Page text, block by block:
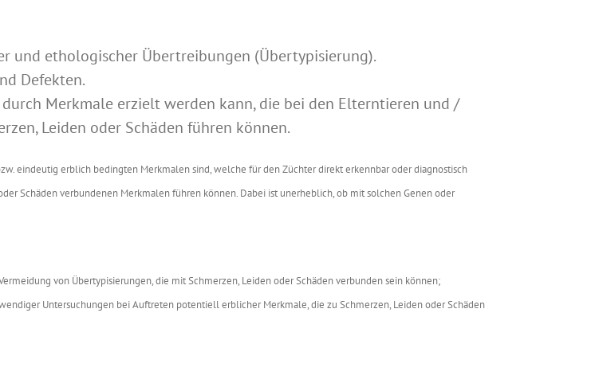
und ethologischer Übertreibungen (Übertypisierung).
Defekten.
durch Merkmale erzielt werden kann, die bei den Elterntieren und /
Leiden oder Schäden führen können.
eindeutig erblich bedingten Merkmalen sind, welche für den Züchter direkt erkennbar oder diagnostisch
Schäden verbundenen Merkmalen führen können. Dabei ist unerheblich, ob mit solchen Genen oder
von Übertypisierungen, die mit Schmerzen, Leiden oder Schäden verbunden sein können;
Untersuchungen bei Auftreten potentiell erblicher Merkmale, die zu Schmerzen, Leiden oder Schäden